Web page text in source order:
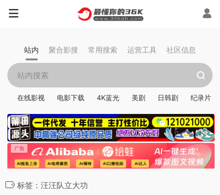
站内 聚合影搜 常用搜索 运营工具 社区信息
在线影视 电影下载 4K蓝光 美剧 日韩剧 纪录片
标签：汪汪队立大功